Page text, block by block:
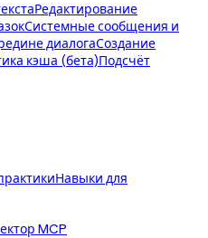
Редактирование
Системные сообщения и
диалогаСоздание
кэша (бета)Подсчёт
Навыки для
MCP